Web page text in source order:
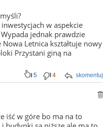
w aspekcie
jednak prawdzie
Letnica kształtuje nowy
Przystani giną na
skomentuj
5 4
iść w góre bo ma na to